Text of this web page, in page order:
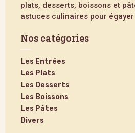
plats, desserts, boissons et
astuces culinaires pour égayer
Nos catégories
Les Entrées
Les Plats
Les Desserts
Les Boissons
Les Pâtes
Divers